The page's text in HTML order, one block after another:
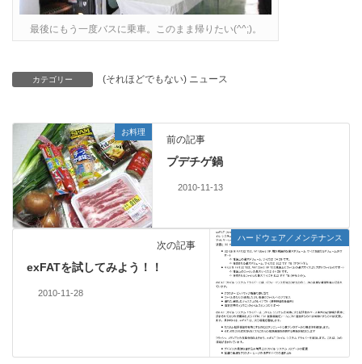
最後にもう一度バスに乗車。このまま帰りたい(^^;)。
カテゴリー (それほどでもない) ニュース
お料理
前の記事
プデチゲ鍋
2010-11-13
ハードウェア／メンテナンス
次の記事
exFATを試してみよう！！
2010-11-28